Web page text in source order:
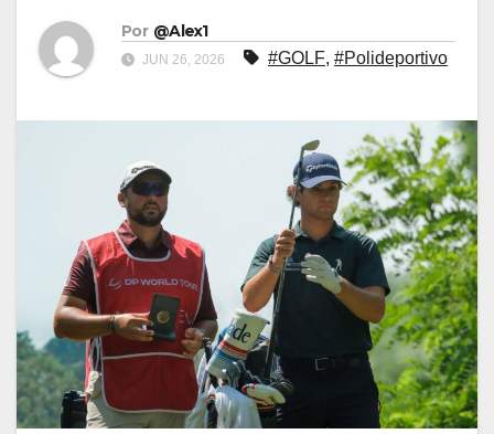
Por @Alex1
JUN 26, 2026 #GOLF, #Polideportivo